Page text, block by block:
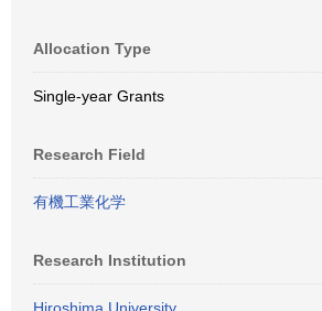
Allocation Type
Single-year Grants
Research Field
有機工業化学
Research Institution